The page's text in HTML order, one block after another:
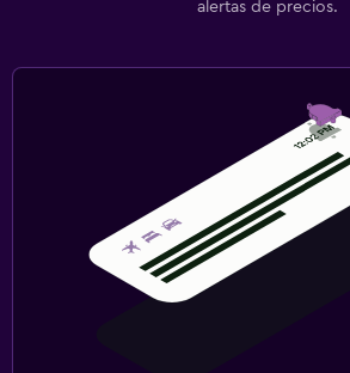
alertas de precios.